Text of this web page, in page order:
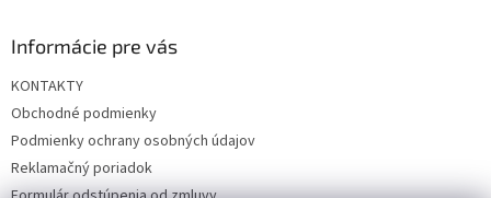
Informácie pre vás
KONTAKTY
Obchodné podmienky
Podmienky ochrany osobných údajov
Reklamačný poriadok